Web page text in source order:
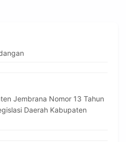
Jembrana Nomor 13 Tahun
Daerah Kabupaten